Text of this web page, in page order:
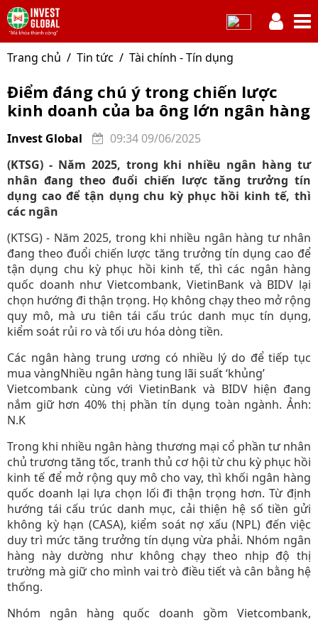
Trang chủ Tin tức Tài chính - Tín dụng
Điểm đáng chú ý trong chiến lược
kinh doanh của ba ông lớn ngân hàng
Invest Global
09:34 09/06/2025
(KTSG) - Năm 2025, trong khi nhiều ngân hàng tư
nhân đang theo đuổi chiến lược tăng trưởng tín
dụng cao để tận dụng chu kỳ phục hồi kinh tế, thì
các ngân
(KTSG) - Năm 2025, trong khi nhiều ngân hàng tư nhân
đang theo đuổi chiến lược tăng trưởng tín dụng cao để
tận dụng chu kỳ phục hồi kinh tế, thì các ngân hàng
quốc doanh như Vietcombank, VietinBank và BIDV lại
chọn hướng đi thận trọng. Họ không chạy theo mở rộng
quy mô, mà ưu tiên tái cấu trúc danh mục tín dụng,
kiểm soát rủi ro và tối ưu hóa dòng tiền.
Các ngân hàng trung ương có nhiều lý do để tiếp tục
mua vàngNhiều ngân hàng tung lãi suất ‘khủng’
Vietcombank cùng với VietinBank và BIDV hiện đang
nắm giữ hơn 40% thị phần tín dụng toàn ngành. Ảnh:
N.K
Trong khi nhiều ngân hàng thương mại cổ phần tư nhân
chủ trương tăng tốc, tranh thủ cơ hội từ chu kỳ phục hồi
kinh tế để mở rộng quy mô cho vay, thì khối ngân hàng
quốc doanh lại lựa chọn lối đi thận trọng hơn. Từ định
hướng tái cấu trúc danh mục, cải thiện hệ số tiền gửi
không kỳ hạn (CASA), kiểm soát nợ xấu (NPL) đến việc
duy trì mức tăng trưởng tín dụng vừa phải. Nhóm ngân
hàng này dường như không chạy theo nhịp độ thị
trường mà giữ cho mình vai trò điều tiết và cân bằng hệ
thống.
Nhóm ngân hàng quốc doanh gồm Vietcombank,